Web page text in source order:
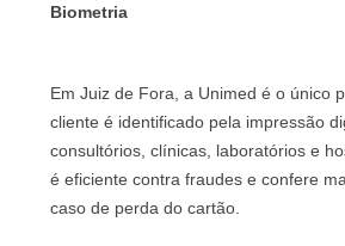
Biometria
Em Juiz de Fora, a Unimed é o único
cliente é identificado pela impressão
consultórios, clínicas, laboratórios e
é eficiente contra fraudes e confere
caso de perda do cartão.